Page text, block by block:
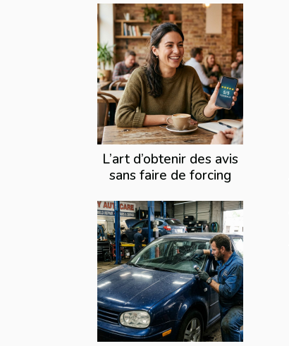
L’art d’obtenir des avis
sans faire de forcing